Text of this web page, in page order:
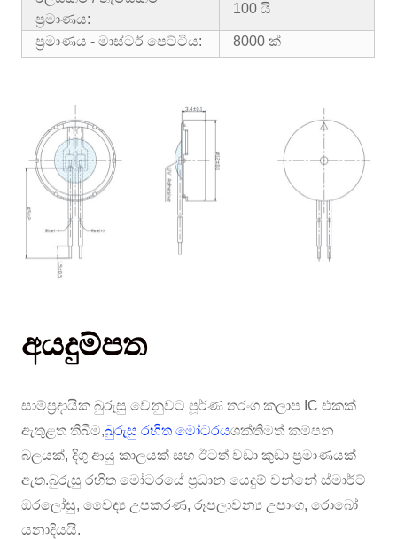
ප්‍රමාණය:
100 යි
ප්‍රමාණය - මාස්ටර් පෙට්ටිය: 8000 ක්
අයදුම්පත
සාම්ප්‍රදායික බුරුසු වෙනුවට පූර්ණ තරංග කලාප IC එකක්
ඇතුළත තිබීම,බුරුසු රහිත මෝටරයශක්තිමත් කම්පන
බලයක්, දිගු ආයු කාලයක් සහ ඊටත් වඩා කුඩා ප්‍රමාණයක්
ඇත.බුරුසු රහිත මෝටරයේ ප්‍රධාන යෙදුම් වන්නේ ස්මාර්ට්
ඔරලෝසු, වෛද්‍ය උපකරණ, රූපලාවන්‍ය උපාංග, රොබෝ
යනාදියයි.